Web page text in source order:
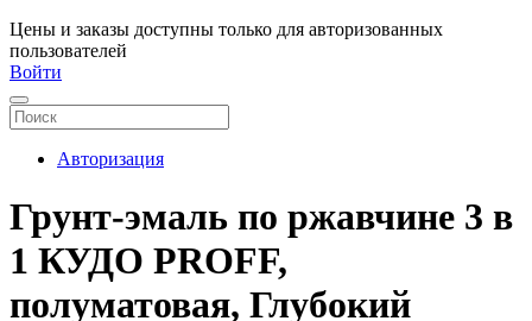
Цены и заказы доступны только для авторизованных
пользователей
Войти
Авторизация
Грунт-эмаль по ржавчине 3 в
1 КУДО PROFF,
полуматовая, Глубокий